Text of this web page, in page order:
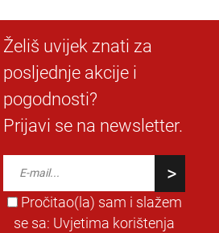
Želiš uvijek znati za
posljednje akcije i
pogodnosti?
Prijavi se na newsletter.
Pročitao(la) sam i slažem
se sa: Uvjetima korištenja